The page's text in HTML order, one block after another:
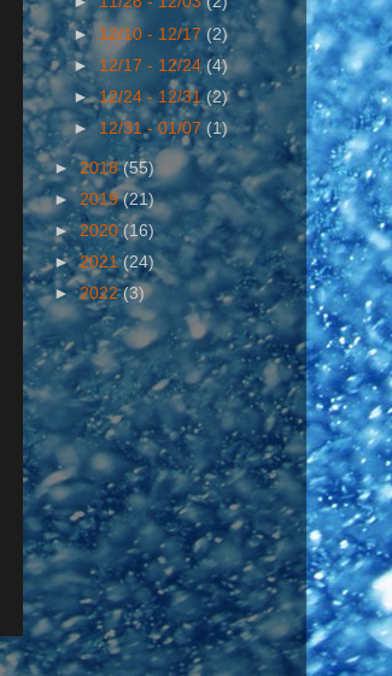
► 12/10 - 12/17(2)
► 12/17 - 12/24(4)
►12/24 - 12/31(2)
► 12/31 - 01/07(1)
► 2018(55)
► 2019(21)
►2020(16)
►2021(24)
►2022(3)